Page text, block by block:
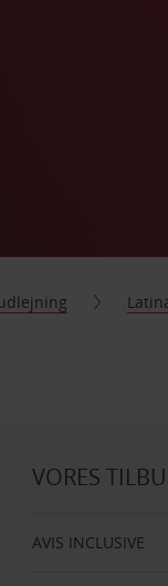
VORES
AVIS INCLUSIVE